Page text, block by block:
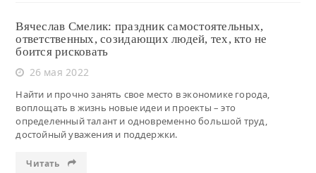
Вячеслав Смелик: праздник самостоятельных,
ответственных, созидающих людей, тех, кто не
боится рисковать
26 мая 2022
Найти и прочно занять свое место в экономике города,
воплощать в жизнь новые идеи и проекты – это
определенный талант и одновременно большой труд,
достойный уважения и поддержки.
Читать